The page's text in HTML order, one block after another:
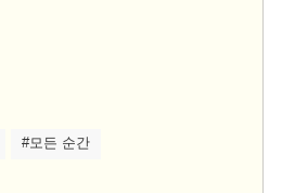
#모든 순간